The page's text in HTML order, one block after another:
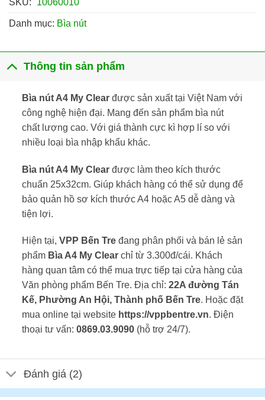
Danh mục: Bìa nút
Thông tin sản phẩm
Bìa nút A4 My Clearđược sản xuất tại Việt Nam với
công nghệ hiện đại. Mang đến sản phẩm bìa nút
chất lượng cao. Với giá thành cực kì hợp lí so với
nhiều loại bìa nhập khẩu khác.
Bìa nút A4 My Clear được làm theo kích thước
chuẩn 25x32cm. Giúp khách hàng có thể sử dụng để
bảo quản hồ sơ kích thước A4 hoặc A5 dễ dàng và
tiện lợi.
Hiện tại, VPP Bến Tređang phân phối và bán lẻ sản
phẩm Bìa A4 My Clearchỉ từ 3.300đ/cái. Khách
hàng quan tâm có thể mua trực tiếp tại cửa hàng của
Văn phòng phẩm Bến Tre. Địa chỉ: 22A đường Tán
Kế, Phường An Hội, Thành phố Bến Tre. Hoặc đặt
mua online tại website https://vppbentre.vn. Điện
thoại tư vấn: 0869.03.9090(hỗ trợ 24/7).
Đánh giá (2)